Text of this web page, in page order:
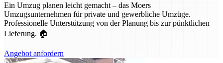
Ein Umzug planen leicht gemacht – das Moers
Umzugsunternehmen für private und gewerbliche Umzüge.
Professionelle Unterstützung von der Planung bis zur pünktlichen
Lieferung. 🏠
Angebot anfordern